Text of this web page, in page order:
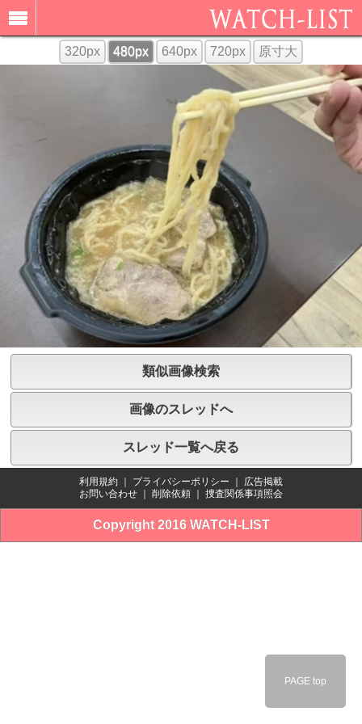
320px 480px 640px 720px 原寸大
類似画像検索
画像のスレッドへ
スレッド一覧へ戻る
利用規約 プライバシーポリシー
広告掲載
お問い合わせ
削除依頼 捜査関係事項照会
Copyright 2016 WATCH-LIST
PAGE top